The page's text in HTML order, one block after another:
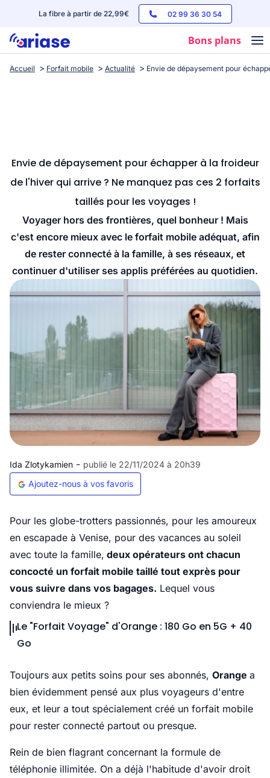
La fibre à partir de 22,99€ 02 99 36 30 54
Bons plans
Box internet
Streaming
Accueil Forfait mobile Actualité Envie de dépaysement pour
Envie de dépaysement pour échapper à la froideur
de l'hiver qui arrive ? Ne manquez pas ces 2 forfaits
taillés pour les voyages !
Voyager hors des frontières, quel bonheur ! Mais
c'est encore mieux avec le forfait mobile adéquat, afin
de rester connecté à la famille, à ses réseaux, et
continuer d'utiliser ses applis préférées au quotidien.
Ida Zlotykamien - publié le 22/11/2024 à 20h39
Ajoutez-nous à vos favoris
Pour les globe-trotters passionnés, pour les amoureux
en escapade à Venise, pour des vacances au soleil
avec toute la famille, deux opérateurs ont chacun
concocté un forfait mobile taillé tout exprès pour
vous suivre dans vos bagages. Lequel vous
conviendra le mieux ?
Le "Forfait Voyage" d'Orange : 180 Go en 5G + 40
Go
Toujours aux petits soins pour ses abonnés, Orange a
bien évidemment pensé aux plus voyageurs d'entre
eux, et leur a tout spécialement créé un forfait mobile
pour rester connecté partout ou presque.
Rein de bien flagrant concernant la formule de
téléphonie illimitée. On a déjà l'habitude d'avoir droit